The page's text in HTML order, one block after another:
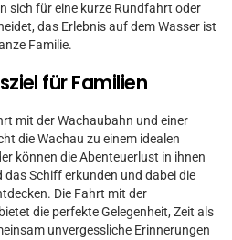
sich für eine kurze Rundfahrt oder
das Erlebnis auf dem Wasser ist
Familie.
für Familien
mit der Wachaubahn und einer
die Wachau zu einem idealen
können die Abenteuerlust in ihnen
das Schiff erkunden und dabei die
Die Fahrt mit der
die perfekte Gelegenheit, Zeit als
unvergessliche Erinnerungen